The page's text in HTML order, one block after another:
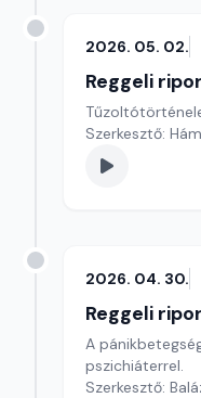
2026. 05. 02.
Reggeli
Szerkesztő:
2026. 04. 30.
Reggeli
A
pszichiáterrel.
Szerkesztő: